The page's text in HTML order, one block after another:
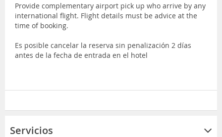
Provide complementary airport pick up who arrive by any
international flight. Flight details must be advice at the
time of booking.
Es posible cancelar la reserva sin penalización 2 días
antes de la fecha de entrada en el hotel
Servicios